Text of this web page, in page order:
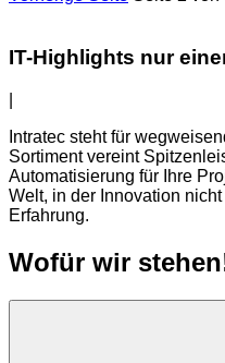
IT-Highlights nur
Intratec steht für
Sortiment vereint
Automatisierung für Ihre
Welt, in der Innovation
Erfahrung.
Wofür wir